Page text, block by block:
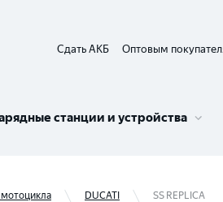
Сдать АКБ Оптовым
станции и устройства
DUCATI SS REPLICA